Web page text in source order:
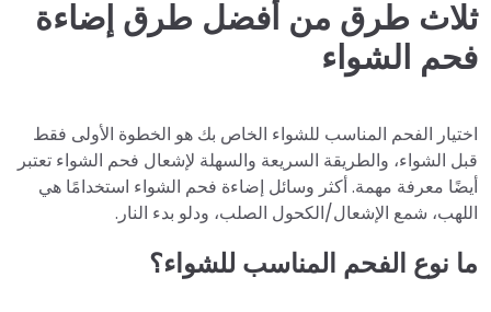
ثلاث طرق من أفضل طرق إضاءة
فحم الشواء
اختيار الفحم المناسب للشواء الخاص بك هو الخطوة الأولى فقط
قبل الشواء، والطريقة السريعة والسهلة لإشعال فحم الشواء تعتبر
أيضًا معرفة مهمة. أكثر وسائل إضاءة فحم الشواء استخدامًا هي
اللهب، شمع الإشعال/الكحول الصلب، ودلو بدء النار.
ما نوع الفحم المناسب للشواء؟